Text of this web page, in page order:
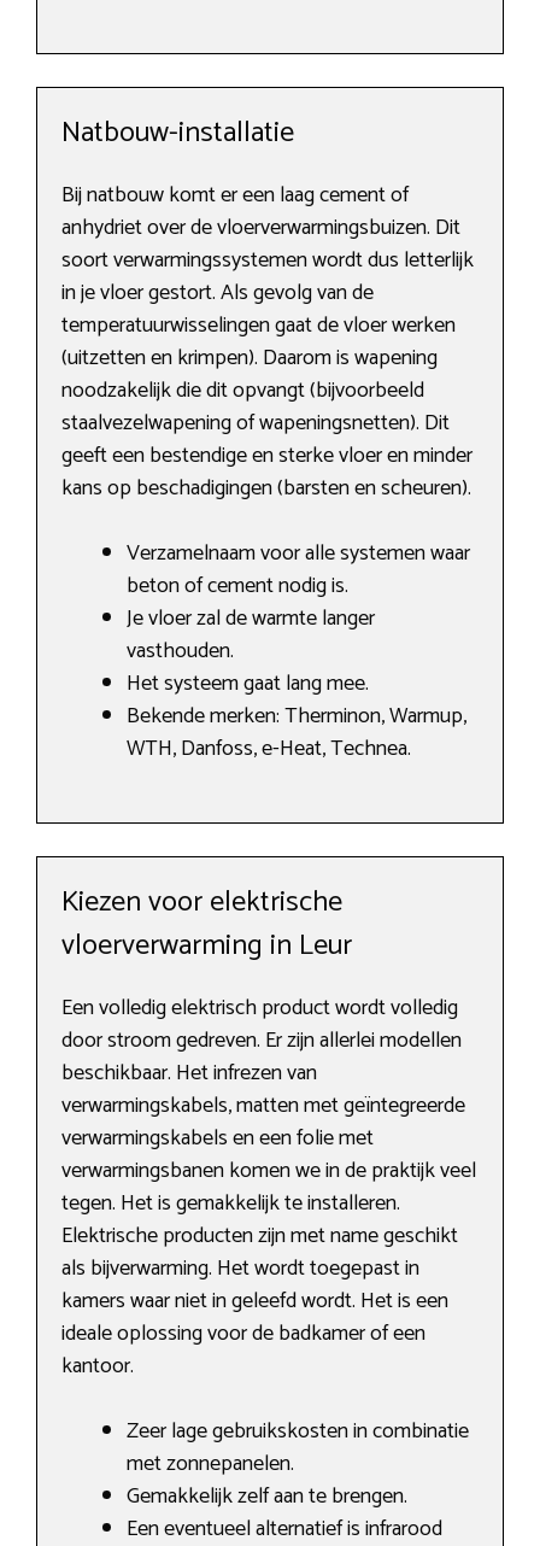
Natbouw-installatie
Bij natbouw komt er een laag cement of
anhydriet over de vloerverwarmingsbuizen. Dit
soort verwarmingssystemen wordt dus letterlijk
in je vloer gestort. Als gevolg van de
temperatuurwisselingen gaat de vloer werken
(uitzetten en krimpen). Daarom is wapening
noodzakelijk die dit opvangt (bijvoorbeeld
staalvezelwapening of wapeningsnetten). Dit
geeft een bestendige en sterke vloer en minder
kans op beschadigingen (barsten en scheuren).
Verzamelnaam voor alle systemen waar
beton of cement nodig is.
Je vloer zal de warmte langer
vasthouden.
Het systeem gaat lang mee.
Bekende merken: Therminon, Warmup,
WTH, Danfoss, e-Heat, Technea.
Kiezen voor elektrische
vloerverwarming in Leur
Een volledig elektrisch product wordt volledig
door stroom gedreven. Er zijn allerlei modellen
beschikbaar. Het infrezen van
verwarmingskabels, matten met geïntegreerde
verwarmingskabels en een folie met
verwarmingsbanen komen we in de praktijk veel
tegen. Het is gemakkelijk te installeren.
Elektrische producten zijn met name geschikt
als bijverwarming. Het wordt toegepast in
kamers waar niet in geleefd wordt. Het is een
ideale oplossing voor de badkamer of een
kantoor.
Zeer lage gebruikskosten in combinatie
met zonnepanelen.
Gemakkelijk zelf aan te brengen.
Een eventueel alternatief is infrarood